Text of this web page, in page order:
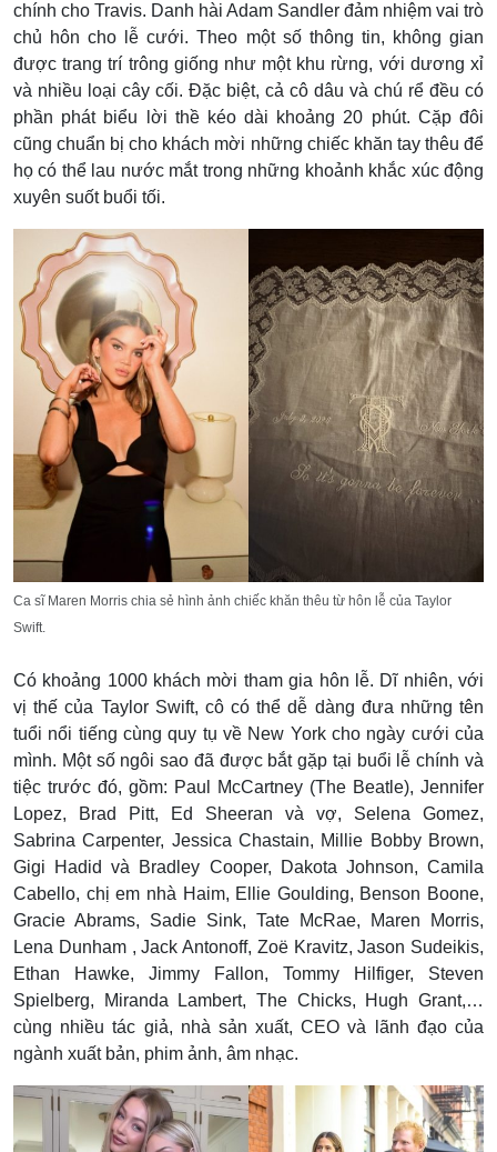
chính cho Travis. Danh hài Adam Sandler đảm nhiệm vai trò
chủ hôn cho lễ cưới. Theo một số thông tin, không gian
được trang trí trông giống như một khu rừng, với dương xỉ
và nhiều loại cây cối. Đặc biệt, cả cô dâu và chú rể đều có
phần phát biểu lời thề kéo dài khoảng 20 phút. Cặp đôi
cũng chuẩn bị cho khách mời những chiếc khăn tay thêu để
họ có thể lau nước mắt trong những khoảnh khắc xúc động
xuyên suốt buổi tối.
Ca sĩ Maren Morris chia sẻ hình ảnh chiếc khăn thêu từ hôn lễ của Taylor
Swift.
Có khoảng 1000 khách mời tham gia hôn lễ. Dĩ nhiên, với
vị thế của Taylor Swift, cô có thể dễ dàng đưa những tên
tuổi nổi tiếng cùng quy tụ về New York cho ngày cưới của
mình. Một số ngôi sao đã được bắt gặp tại buổi lễ chính và
tiệc trước đó, gồm: Paul McCartney (The Beatle), Jennifer
Lopez, Brad Pitt, Ed Sheeran và vợ, Selena Gomez,
Sabrina Carpenter, Jessica Chastain, Millie Bobby Brown,
Gigi Hadid và Bradley Cooper, Dakota Johnson, Camila
Cabello, chị em nhà Haim, Ellie Goulding, Benson Boone,
Gracie Abrams, Sadie Sink, Tate McRae, Maren Morris,
Lena Dunham , Jack Antonoff, Zoë Kravitz, Jason Sudeikis,
Ethan Hawke, Jimmy Fallon, Tommy Hilfiger, Steven
Spielberg, Miranda Lambert, The Chicks, Hugh Grant,…
cùng nhiều tác giả, nhà sản xuất, CEO và lãnh đạo của
ngành xuất bản, phim ảnh, âm nhạc.